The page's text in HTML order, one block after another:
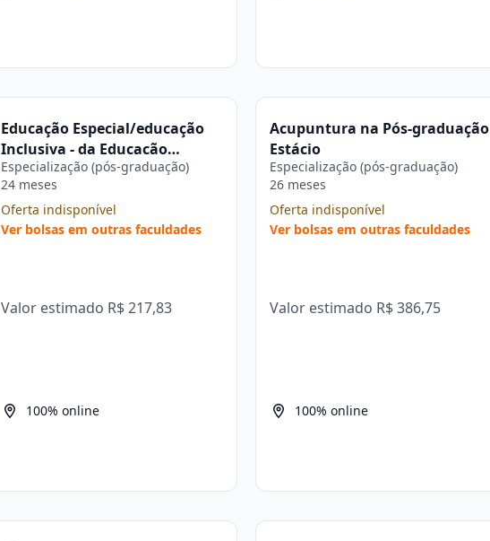
Educação Especial/educação
Inclusiva - da Educação
Infantil à Universidade na Pós-
graduação Estácio
Especialização (pós-graduação)
24 meses
Oferta indisponível
Ver bolsas em outras faculdades
Valor estimado R$ 217,83
100% online
Acupuntura na Pós-graduação
Estácio
Especialização (pós-graduação)
26 meses
Oferta indisponível
Ver bolsas em outras faculdades
Valor estimado R$ 386,75
100% online